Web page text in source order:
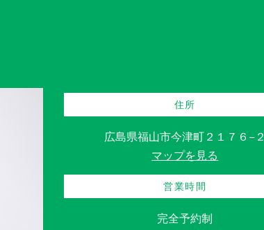
住所
広島県福山市今津町２１７６−２
マップを見る
営業時間
完全予約制